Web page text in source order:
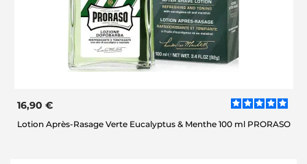
16,90 €
Lotion Après-Rasage Verte Eucalyptus & Menthe 100 ml PRORASO